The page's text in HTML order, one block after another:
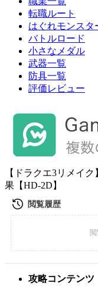
転職ルート
はぐれモンスタ
バトルロード
小さなメダル
武器一覧
防具一覧
評価レビュー
【ドラクエ3リメイ
果【HD-2D】
攻略コンテンツ